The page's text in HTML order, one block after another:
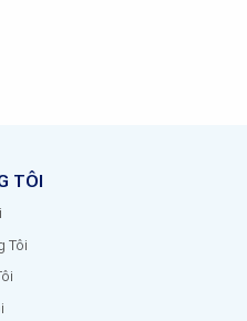
TÔI
Tôi